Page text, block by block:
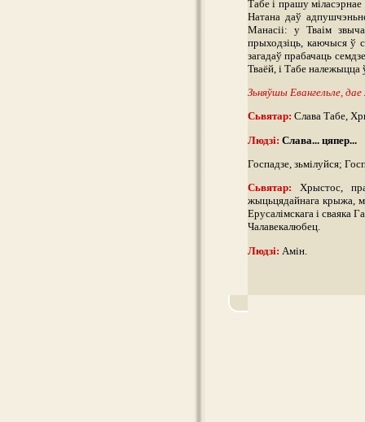
Табе і прашу міласэрнае
Натана даў
Манасіі: у Тваім
прыходзіць, каючыся ў
загадаў прабачаць
Тваёй, і Табе належыцца
Зьняўшы Евангельле,
Сьвятар: Слава Табе,
Людзі: Слава... цяпер...
Госпадзе, зьмілуйся;
Сьвятар: Хрыстос,
жыцьцядайнага крыжа,
Ерусалімскага і сваяка
Чалавекалюбец.
Людзі: Амін.